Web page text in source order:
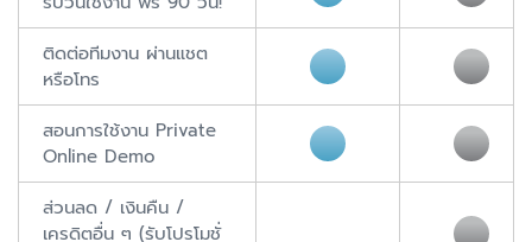
ติดต่อทีมงาน ผ่านแชต
หรือโทร
สอนการใช้งาน Private
Online Demo
ส่วนลด / เงินคืน /
เครดิตอื่น ๆ (รับโปรโมชั่